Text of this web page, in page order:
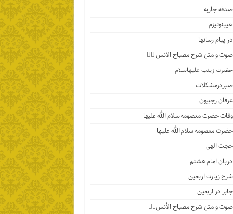
صدقه جاریه
هیپنوتیزم
در پیام رسانها
صوت و متن شرح مصباح الانس ۵️⃣
حضرت زینب علیهاسلام
صبردرمشکلات
عرفان رجبیون
وفات حضرت معصومه سلام الله علیها
حضرت معصومه سلام الله علیها
حجت الهی
دربان امام هشتم
شرح زیارت اربعین
جابر در اربعین
صوت و متن شرح مصباح الأنس۴️⃣